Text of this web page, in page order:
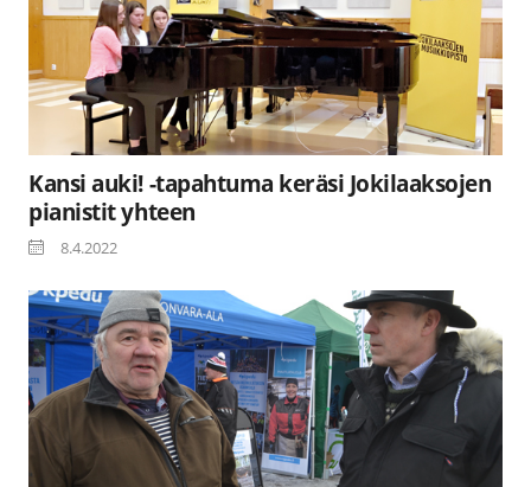
Kansi auki! -tapahtuma keräsi Jokilaaksojen
pianistit yhteen
8.4.2022